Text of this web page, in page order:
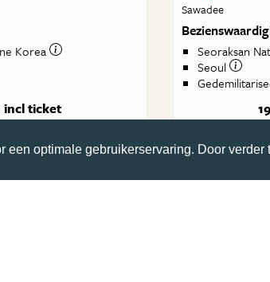
een optimale gebruikerservaring. Door
Korea
incl ticket
REIS
Sawadee
Seoraksan
Seoul